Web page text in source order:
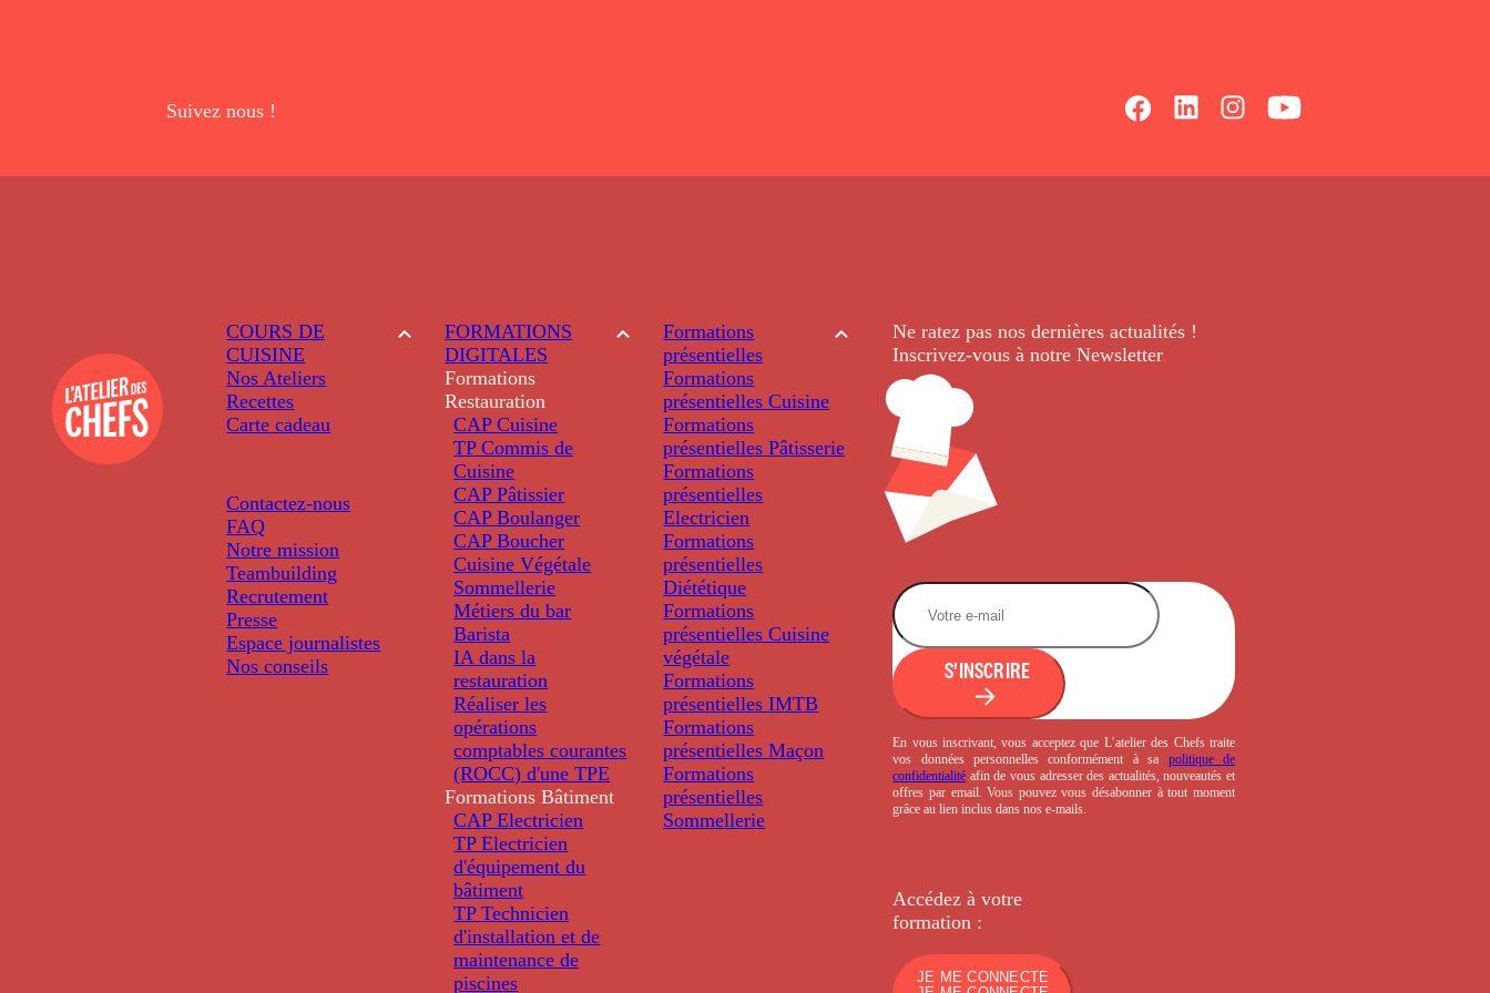
Suivez nous !
COURS DE
CUISINE
Nos Ateliers
Recettes
Carte cadeau
Contactez-nous
FAQ
Notre mission
Teambuilding
Recrutement
Presse
Espace journalistes
Nos conseils
FORMATIONS
DIGITALES
Formations
Restauration
CAP Cuisine
TP Commis de
Cuisine
CAP Pâtissier
CAP Boulanger
CAP Boucher
Cuisine Végétale
Sommellerie
Métiers du bar
Barista
IA dans la
restauration
Réaliser les
opérations
comptables courantes
(ROCC) d'une TPE
Formations Bâtiment
CAP Electricien
TP Electricien
d'équipement du
bâtiment
TP Technicien
d'installation et de
maintenance de
piscines
Formations
présentielles
Formations
présentielles Cuisine
Formations
présentielles Pâtisserie
Formations
présentielles
Electricien
Formations
présentielles
Diététique
Formations
présentielles Cuisine
végétale
Formations
présentielles IMTB
Formations
présentielles Maçon
Formations
présentielles
Sommellerie
Ne ratez pas nos dernièresactualités !
Inscrivez-vous à notre Newsletter.
S'INSCRIRE
En vous inscrivant, vous acceptez que L’atelier des Chefs traite
vos données personnelles conformément à sa politique de
confidentialité afin de vous adresser des actualités, nouveautés et
offres par email. Vous pouvez vous désabonner à tout moment
grâce au lien inclus dans nos e-mails.
Accédez à votre
formation :
JE ME CONNECTE